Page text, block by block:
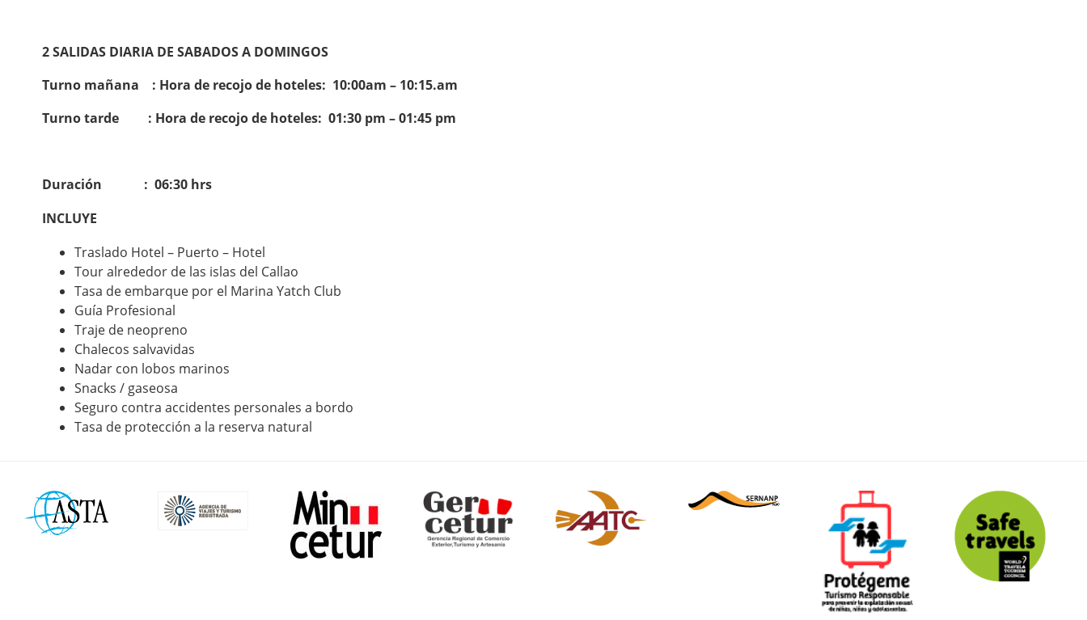
2 SALIDAS DIARIA DE SABADOS A DOMINGOS
Turno mañana : Hora de recojo de hoteles: 10:00am – 10:15.am
Turno tarde : Hora de recojo de hoteles: 01:30 pm – 01:45 pm
Duración : 06:30 hrs
INCLUYE
Traslado Hotel – Puerto – Hotel
Tour alrededor de las islas del Callao
Tasa de embarque por el Marina Yatch Club
Guía Profesional
Traje de neopreno
Chalecos salvavidas
Nadar con lobos marinos
Snacks / gaseosa
Seguro contra accidentes personales a bordo
Tasa de protección a la reserva natural